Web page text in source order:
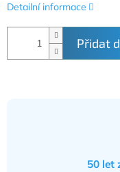
Přidat
Detailní informace
50 let